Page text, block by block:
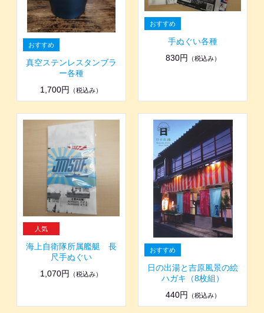
真空ステンレスタンブラ
ー各種
1,700円
（税込み）
手ぬぐい各種
830円
（税込み）
海上自衛隊所属艦艇 長
尺手ぬぐい
1,070円
（税込み）
日の出湯と吉原風景の絵
ハガキ（8枚組）
440円
（税込み）